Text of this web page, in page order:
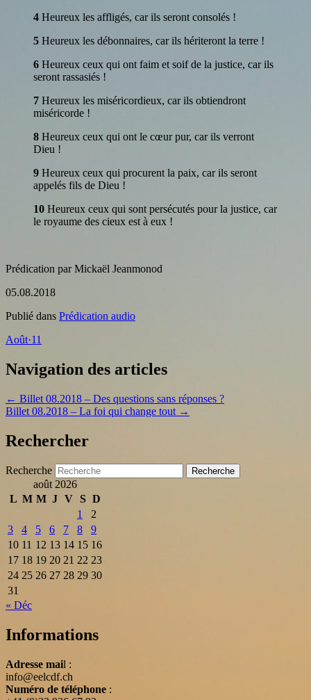
4 Heureux les affligés, car ils seront consolés !
5 Heureux les débonnaires, car ils hériteront la terre !
6 Heureux ceux qui ont faim et soif de la justice, car ils
seront rassasiés !
7 Heureux les miséricordieux, car ils obtiendront
miséricorde !
8 Heureux ceux qui ont le cœur pur, car ils verront
Dieu !
9 Heureux ceux qui procurent la paix, car ils seront
appelés fils de Dieu !
10 Heureux ceux qui sont persécutés pour la justice, car
le royaume des cieux est à eux !
Prédication par Mickaël Jeanmonod
05.08.2018
Publié dans Prédication audio
Août·11
Navigation des articles
← Billet 08.2018 – Des questions sans réponses ?
Billet 08.2018 – La foi qui change tout →
Rechercher
Recherche
août 2026
L M M J V S D
1
2
3
4 5 6 7 8
9
10 11 12 13 14 15 16
17 18 19 20 21 22 23
24 25 26 27 28 29 30
31
« Déc
Informations
Adresse mail :
info@eelcdf.ch
Numéro de téléphone :